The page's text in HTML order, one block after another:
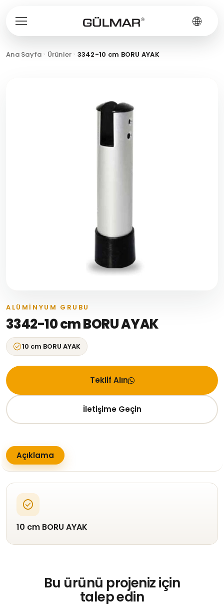
Ana Sayfa Ürünler 3342-10 cm BORU AYAK
ALÜMINYUM GRUBU
3342-10 cm BORU AYAK
check_circle10 cm BORU AYAK
Teklif Alın
İletişime Geçin
Açıklama
check_circle
10 cm BORU AYAK
Bu ürünü projeniz için
talep edin